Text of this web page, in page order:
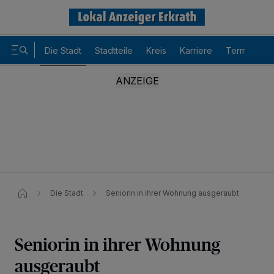
Die Stadt Stadtteile Kreis Karriere Termine
Die Stadt Seniorin in ihrer Wohnung ausgeraubt
Seniorin in ihrer Wohnung
ausgeraubt